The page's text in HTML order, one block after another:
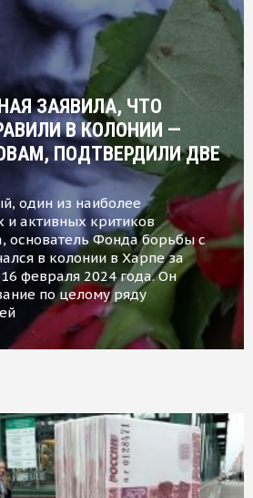
ЗАЯВИЛА, ЧТО
В КОЛОНИИ —
ПОДТВЕРДИЛИ ДВЕ
один из наиболее
и активных критиков
основатель Фонда борьбы с
в колонии в Харпе за
февраля 2024 года. Он
по целому ряду